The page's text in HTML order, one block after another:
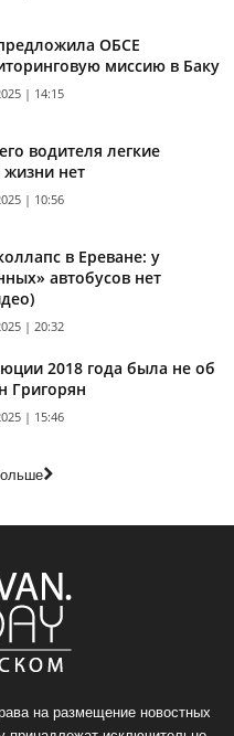
ОБСЕ
миссию в Баку
| 14:15
водителя легкие
нет
| 10:56
в Ереване: у
автобусов нет
| 20:32
2018 года была не об
Григорян
| 15:46
на размещение новостных